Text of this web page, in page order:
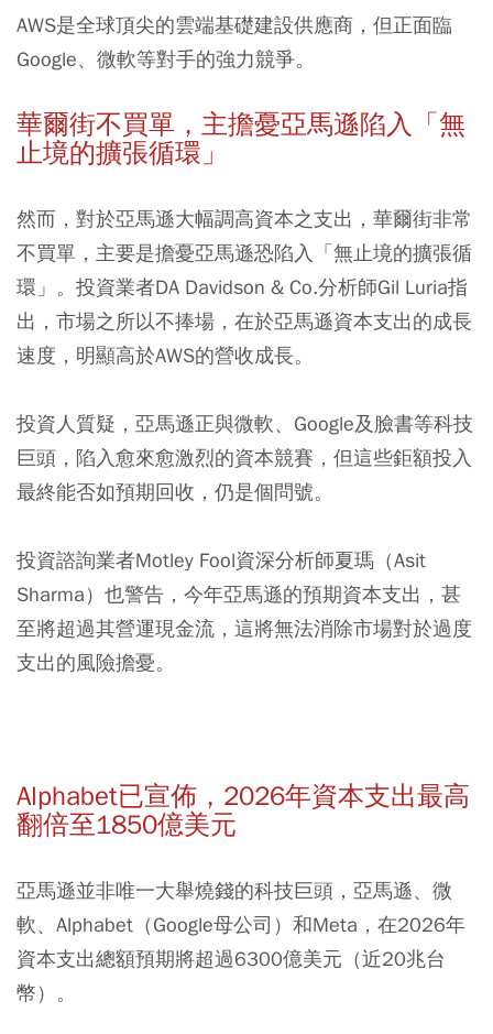
AWS是全球頂尖的雲端基礎建設供應商，但正面臨
Google、微軟等對手的強力競爭。
華爾街不買單，主擔憂亞馬遜陷入「無
止境的擴張循環」
然而，對於亞馬遜大幅調高資本之支出，華爾街非常
不買單，主要是擔憂亞馬遜恐陷入「無止境的擴張循
環」。投資業者DA Davidson & Co.分析師Gil Luria指
出，市場之所以不捧場，在於亞馬遜資本支出的成長
速度，明顯高於AWS的營收成長。
投資人質疑，亞馬遜正與微軟、Google及臉書等科技
巨頭，陷入愈來愈激烈的資本競賽，但這些鉅額投入
最終能否如預期回收，仍是個問號。
投資諮詢業者Motley Fool資深分析師夏瑪（Asit
Sharma）也警告，今年亞馬遜的預期資本支出，甚
至將超過其營運現金流，這將無法消除市場對於過度
支出的風險擔憂。
Alphabet已宣佈，2026年資本支出最高
翻倍至1850億美元
亞馬遜並非唯一大舉燒錢的科技巨頭，亞馬遜、微
軟、Alphabet（Google母公司）和Meta，在2026年
資本支出總額預期將超過6300億美元（近20兆台
幣）。